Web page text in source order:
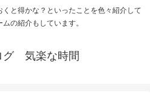
と得かな？といったことを色々紹介して
の紹介もしています。
グ 気楽な時間